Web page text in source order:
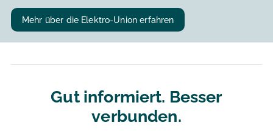
Mehr über die Elektro-Union erfahren
Gut informiert. Besser
verbunden.